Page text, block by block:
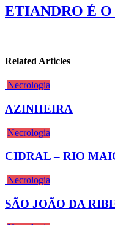
ETIANDRO É
Related Articles
Necrologia
AZINHEIRA
Necrologia
CIDRAL – RIO
Necrologia
SÃO JOÃO DA